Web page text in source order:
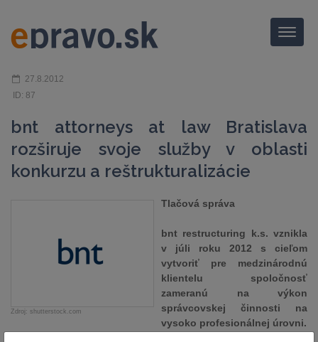
Menu
27.8.2012
ID: 87
bnt attorneys at law Bratislava
rozširuje svoje služby v oblasti
konkurzu a reštrukturalizácie
Zdroj: shutterstock.com
Tlačová správa
bnt restructuring k.s. vznikla
v júli roku 2012 s cieľom
vytvoriť pre medzinárodnú
klientelu spoločnosť
zameranú na výkon
správcovskej činnosti na
vysoko profesionálnej úrovni.